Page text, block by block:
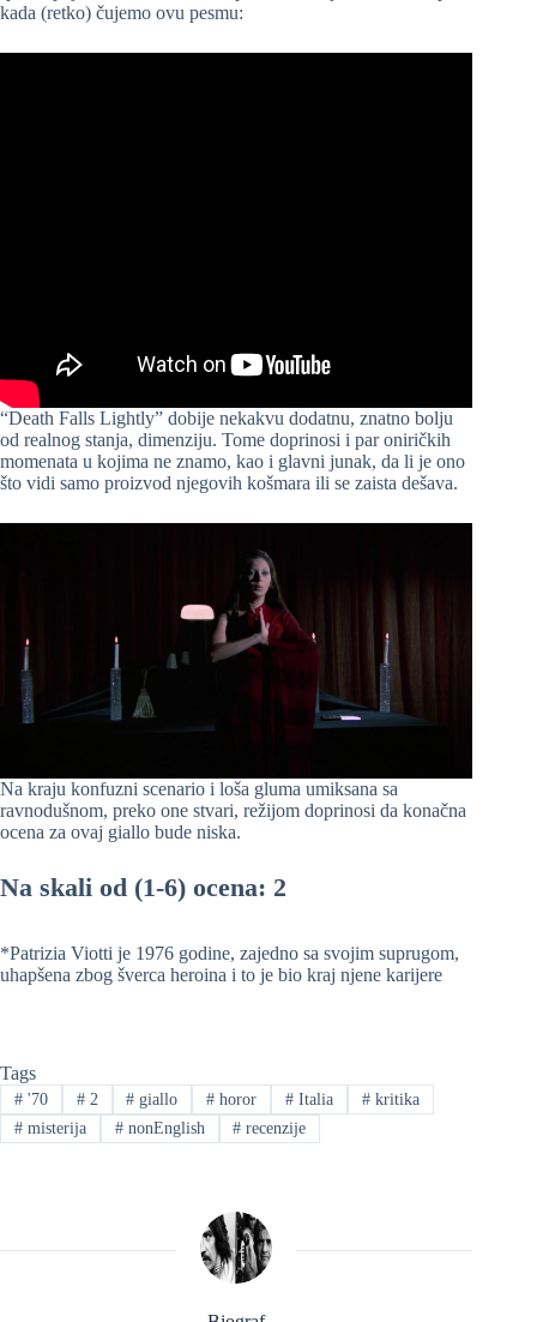
kada (retko) čujemo ovu pesmu:
“Death Falls Lightly” dobije nekakvu dodatnu, znatno bolju
od realnog stanja, dimenziju. Tome doprinosi i par oniričkih
momenata u kojima ne znamo, kao i glavni junak, da li je ono
što vidi samo proizvod njegovih košmara ili se zaista dešava.
Na kraju konfuzni scenario i loša gluma umiksana sa
ravnodušnom, preko one stvari, režijom doprinosi da konačna
ocena za ovaj giallo bude niska.
Na skali od (1-6) ocena: 2
*Patrizia Viotti je 1976 godine, zajedno sa svojim suprugom,
uhapšena zbog šverca heroina i to je bio kraj njene karijere
Tags
#'70 #2 # giallo # horor # Italia #kritika
#misterija #nonEnglish # recenzije